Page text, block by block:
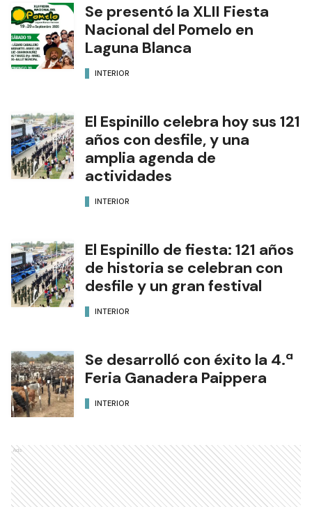
Se presentó la XLII Fiesta
Nacional del Pomelo en
Laguna Blanca
INTERIOR
El Espinillo celebra hoy sus 121
años con desfile, y una
amplia agenda de
actividades
INTERIOR
El Espinillo de fiesta: 121 años
de historia se celebran con
desfile y un gran festival
INTERIOR
Se desarrolló con éxito la 4.ª
Feria Ganadera Paippera
INTERIOR
Ads